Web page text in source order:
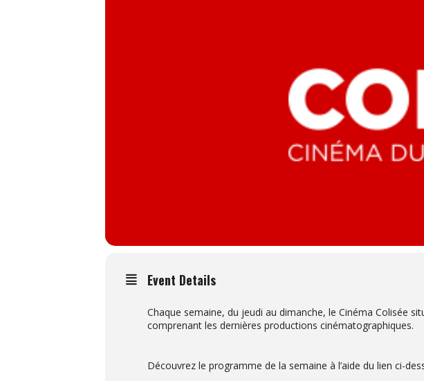
Event Details
Chaque semaine, du jeudi au dimanche, le Cinéma Colisée
comprenant les dernières productions cinématographiques.
Découvrez le programme de la semaine à l’aide du lien ci-